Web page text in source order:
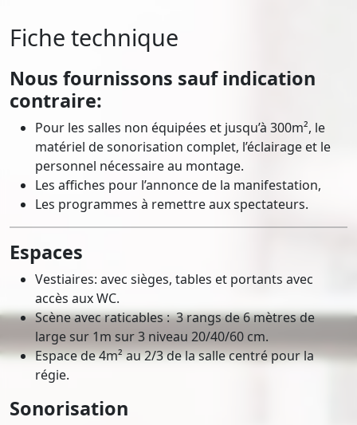
Fiche technique
Nous fournissons sauf indication
contraire:
Pour les salles non équipées et jusqu’à 300m², le
matériel de sonorisation complet, l’éclairage et le
personnel nécessaire au montage.
Les affiches pour l’annonce de la manifestation,
Les programmes à remettre aux spectateurs.
Espaces
Vestiaires: avec sièges, tables et portants avec
accès aux WC.
Scène avec raticables : 3 rangs de 6 mètres de
large sur 1m sur 3 niveau 20/40/60 cm.
Espace de 4m² au 2/3 de la salle centré pour la
régie.
Sonorisation